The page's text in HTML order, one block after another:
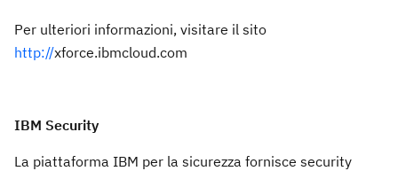
Per ulteriori informazioni, visitare il sito
http://xforce.ibmcloud.com
IBM Security
La piattaforma IBM per la sicurezza fornisce security